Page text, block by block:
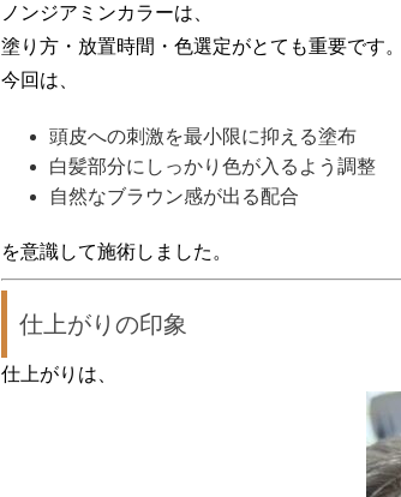
ノンジアミンカラーは、
塗り方・放置時間・色選定がとても重要です。
今回は、
頭皮への刺激を最小限に抑える塗布
白髪部分にしっかり色が入るよう調整
自然なブラウン感が出る配合
を意識して施術しました。
仕上がりの印象
仕上がりは、